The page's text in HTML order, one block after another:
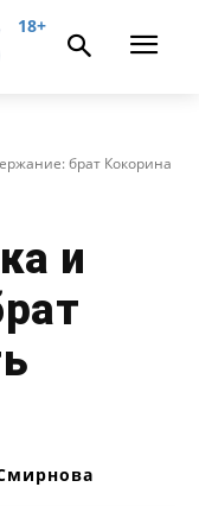
18+
брат Кокорина
и